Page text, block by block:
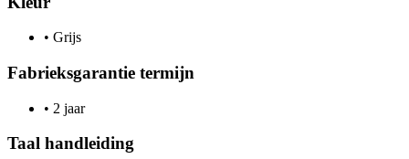
• Grijs
Fabrieksgarantie termijn
• 2 jaar
Taal handleiding